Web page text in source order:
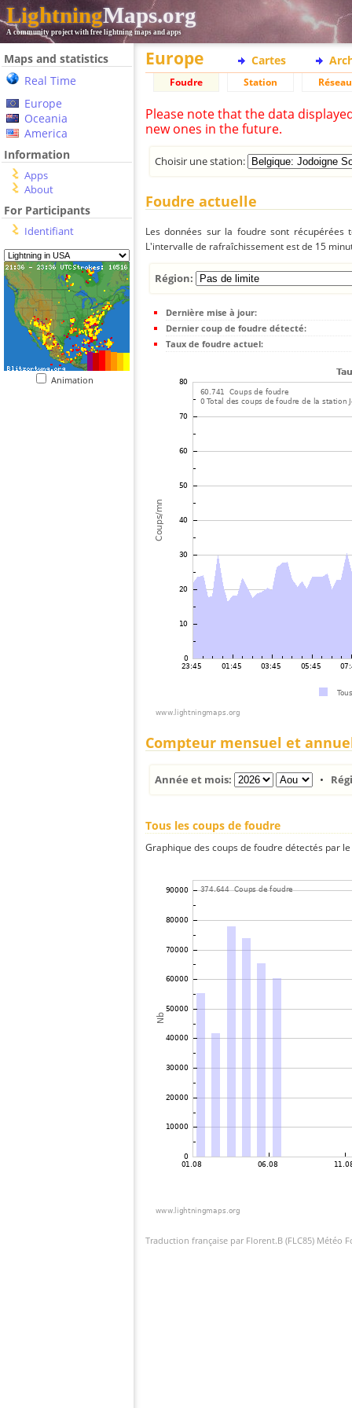
LightningMaps.org
A community project with free lightning maps and apps
Maps and statistics
Real Time
Europe
Oceania
America
Information
Apps
About
For Participants
Identifiant
Animation
Europe Cartes
Foudre Station Réseau
Please note that the data
new ones in the future.
Choisir une station:
Foudre actuelle
Les données sur la foudre sont
L'intervalle de rafraîchissement est de 15
Région:
Dernière mise à jour:
Dernier coup de foudre détecté:
Taux de foudre actuel:
Compteur mensuel et
Année et mois: •
Tous les coups de foudre
Graphique des coups de foudre détectés par
Traduction française par Florent.B (FLC85) Météo